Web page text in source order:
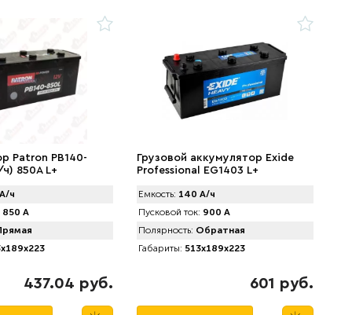
Patron PB140-
850A L+
ч
850 А
437.04 руб.
Грузовой аккумулятор Exide
Professional EG1403 L+
Емкость: 140 А/ч
Пусковой ток: 900 А
Полярность: Обратная
Габариты: 513x189x223
601 руб.